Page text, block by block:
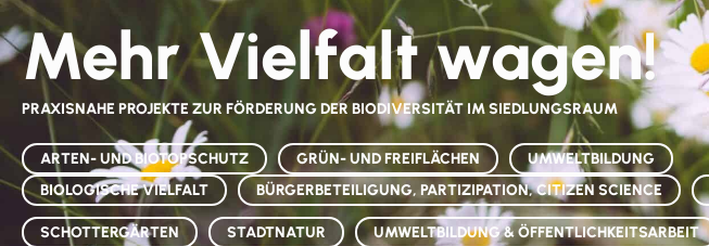
Mehr Vielfalt wagen!
PRAXISNAHE PROJEKTE ZUR FÖRDERUNG DER BIODIVERSITÄT IM SIEDLUNGSRAUM
ARTEN- UND BIOTOPSCHUTZ GRÜN- UND FREIFLÄCHEN
UMWELTBILDUNG
BIOLOGISCHE VIELFALT
BÜRGERBETEILIGUNG, PARTIZIPATION, CITIZEN SCIENCE
SCHOTTERGÄRTEN STADTNATUR UMWELTBILDUNG & ÖFFENTLICHKEITSARBEIT